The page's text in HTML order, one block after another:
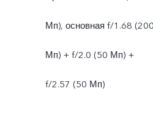
Мп), основная f/1.68
Мп) + f/2.0 (50 Мп) +
f/2.57 (50 Мп)